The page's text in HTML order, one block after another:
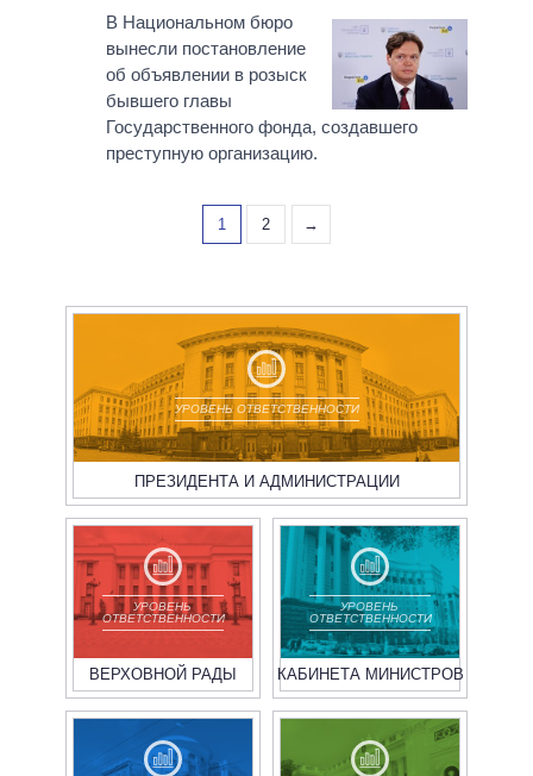
В Национальном бюро
вынесли постановление
об объявлении в розыск
бывшего главы
Государственного фонда, создавшего
преступную организацию.
1 2 →
УРОВЕНЬ ОТВЕТСТВЕННОСТИ
ПРЕЗИДЕНТА И АДМИНИСТРАЦИИ
УРОВЕНЬ
ОТВЕТСТВЕННОСТИ
ВЕРХОВНОЙ РАДЫ
УРОВЕНЬ
ОТВЕТСТВЕННОСТИ
КАБИНЕТА МИНИСТРОВ